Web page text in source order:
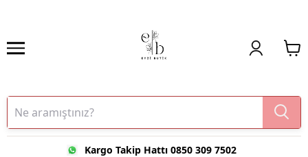
Kargo Takip Hattı 0850 309 7502